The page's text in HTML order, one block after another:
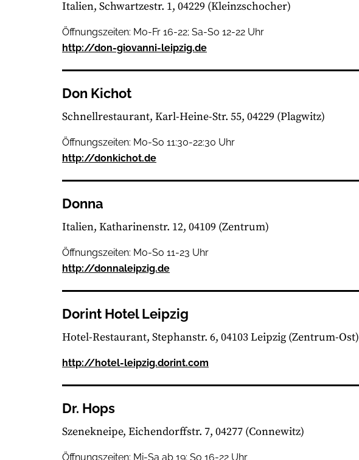
Italien Schwartzestr. 1, 04229 (Kleinzschocher)
Öffnungszeiten: Mo-Fr 16-22; Sa-So 12-22 Uhr
http://don-giovanni-leipzig.de
Don Kichot
Schnellrestaurant Karl-Heine-Str. 55, 04229 (Plagwitz)
Öffnungszeiten: Mo-So 11:30-22:30 Uhr
http://donkichot.de
Donna
Italien Katharinenstr. 12, 04109 (Zentrum)
Öffnungszeiten: Mo-So 11-23 Uhr
http://donnaleipzig.de
Dorint Hotel Leipzig
Hotel-Restaurant Stephanstr. 6, 04103 Leipzig (Zentrum-Ost)
http://hotel-leipzig.dorint.com
Dr. Hops
Szenekneipe Eichendorffstr. 7, 04277 (Connewitz)
Öffnungszeiten: Mi-Sa ab 19; So 16-22 Uhr